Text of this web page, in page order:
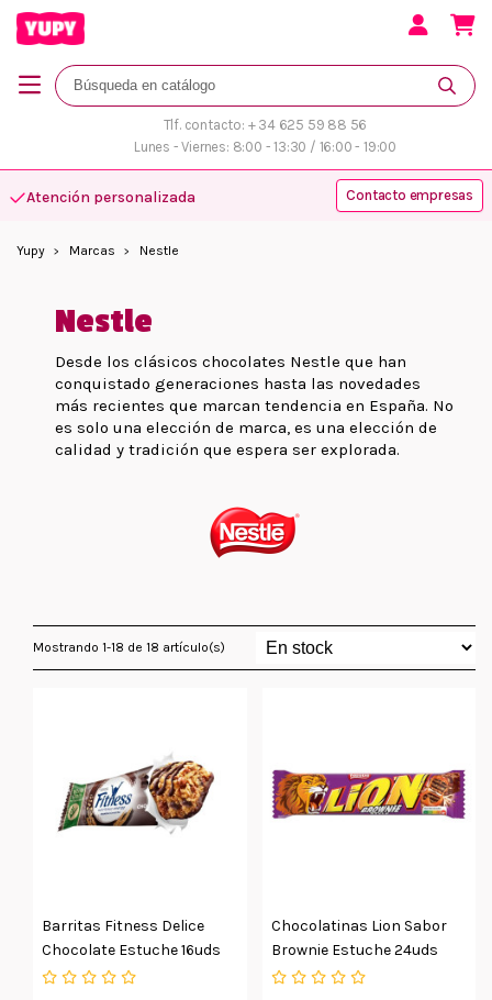
Tlf. contacto: + 34 625 59 88 56
Lunes - Viernes: 8:00 - 13:30 / 16:00 - 19:00
Atención personalizada Contacto empresas
Yupy Marcas Nestle
Nestle
Desde los clásicos chocolates Nestle que han
conquistado generaciones hasta las novedades
más recientes que marcan tendencia en España. No
es solo una elección de marca, es una elección de
calidad y tradición que espera ser explorada.
Mostrando 1-18 de 18 artículo(s)
Barritas Fitness Delice
Chocolate Estuche 16uds
Chocolatinas Lion Sabor
Brownie Estuche 24uds